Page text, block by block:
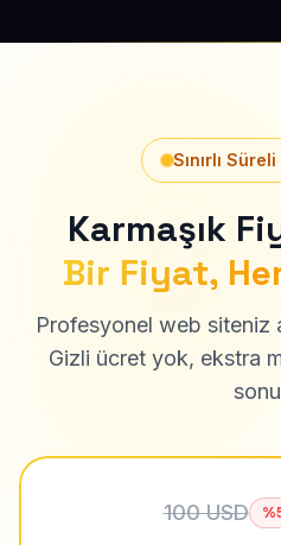
Sınırlı
Karmaşık
Bir Fiyat,
Profesyonel web siteniz
Gizli ücret yok, ekstra
100 USD